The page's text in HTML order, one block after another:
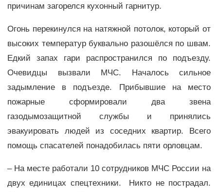
причинам загорелся кухонный гарнитур.
Огонь перекинулся на натяжной потолок, который от
высоких температур буквально разошёлся по швам.
Едкий запах гари распространился по подъезду.
Очевидцы вызвали МЧС. Началось сильное
задымление в подъезде. Прибывшие на место
пожарные сформировали два звена
газодымозащитной службы и принялись
эвакуировать людей из соседних квартир. Всего
помощь спасателей понадобилась пяти орловцам.
– На месте работали 10 сотрудников МЧС России на
двух единицах спецтехники. Никто не пострадал.